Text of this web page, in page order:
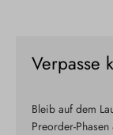
Verpasse
Bleib auf dem
Preorder-